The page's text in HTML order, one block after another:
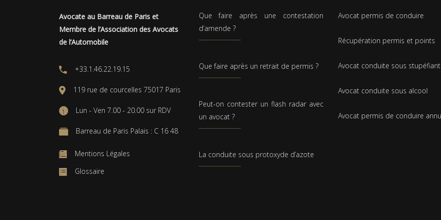
Avocate au Barreau de Paris et
Membre de l’Association des Avocats
de l’Automobile
+33.1.46.22.19.15
119 rue de courcelles 75017 Paris
Lun - Ven 7.00 - 20.00 sur RDV
Barreau de Paris Palais : C 16 48
Mentions Légales
Glossaire
Que faire après une contestation
d’amende ?
Que faire après un retrait de permis ?
Peut-on contester un flash radar avec
un avocat ?
La conduite sous protoxyde d’azote
Avocat permis de conduire
Récupération permis et points
Avocat conduite sous
Avocat conduite sous alcool
Avocat permis de conduire